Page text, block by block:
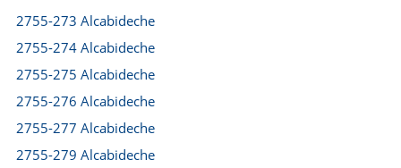
2755-273 Alcabideche
2755-274 Alcabideche
2755-275 Alcabideche
2755-276 Alcabideche
2755-277 Alcabideche
2755-279 Alcabideche